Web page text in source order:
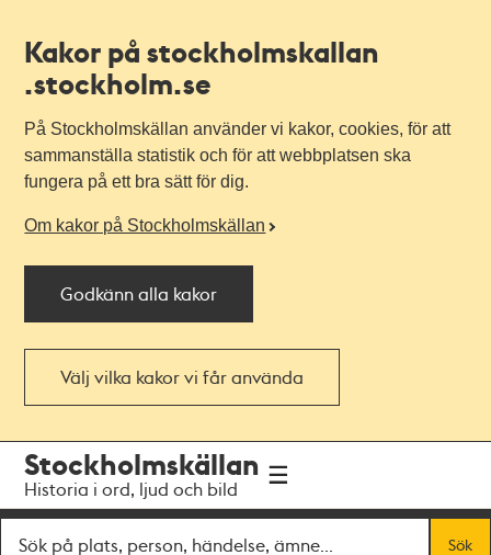
Kakor på stockholmskallan
.stockholm.se
På Stockholmskällan använder vi kakor, cookies, för att
sammanställa statistik och för att webbplatsen ska
fungera på ett bra sätt för dig.
Om kakor på Stockholmskällan
Godkänn alla kakor
Välj vilka kakor vi får använda
navigationen
huvudinnehållet
Stockholmskällan
Historia i ord, ljud och bild
Sök